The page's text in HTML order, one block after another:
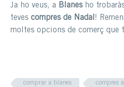
Ja ho veus, a Blanes ho
teves compres de Nadal !
moltes opcions de comerç que
comprar a blanes compres